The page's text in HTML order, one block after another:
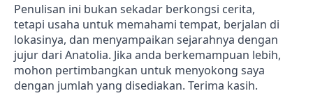
Penulisan ini bukan sekadar berkongsi cerita,
tetapi usaha untuk memahami tempat, berjalan di
lokasinya, dan menyampaikan sejarahnya dengan
jujur dari Anatolia. Jika anda berkemampuan lebih,
mohon pertimbangkan untuk menyokong saya
dengan jumlah yang disediakan. Terima kasih.